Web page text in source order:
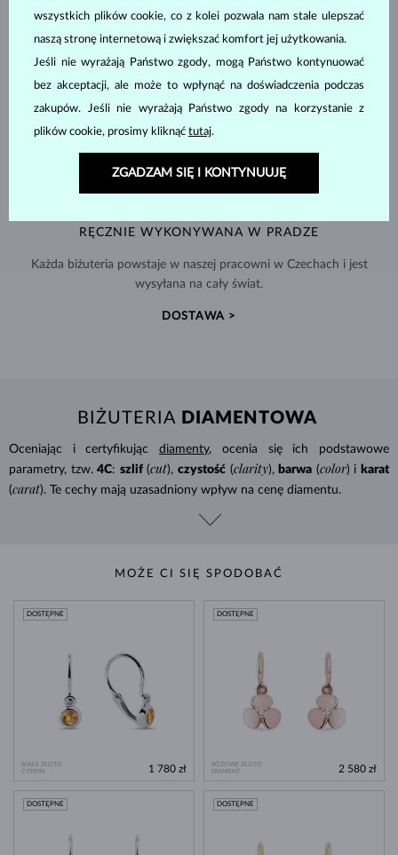
RĘCZNIE WYKONYWANA W PRADZE
Każda biżuteria powstaje w naszej pracowni w Czechach i jest
wysyłana na cały świat.
DOSTAWA >
BIŻUTERIA DIAMENTOWA
Oceniając i certyfikującdiamenty, ocenia się ich podstawowe
parametry, tzw. 4C: szlif (cut), czystość (clarity), barwa (color) i karat
(carat). Te cechy mają uzasadniony wpływ na cenę diamentu.
MOŻE CI SIĘ SPODOBAĆ
BIAŁE ZŁOTO
CYTRYN
DOSTĘPNE
1 780 zł
RÓŻOWE ZŁOTO
DIAMENT
DOSTĘPNE
2 580 zł
DOSTĘPNE DOSTĘPNE
wszystkich plików cookie, co z kolei pozwala nam stale ulepszać
naszą stronę internetową i zwiększać komfort jej użytkowania.
Jeśli nie wyrażają Państwo zgody, mogą Państwo kontynuować
bez akceptacji, ale może to wpłynąć na doświadczenia podczas
zakupów. Jeśli nie wyrażają Państwo zgody na korzystanie z
plików cookie, prosimy kliknąć tutaj.
ZGADZAM SIĘ I KONTYNUUJĘ